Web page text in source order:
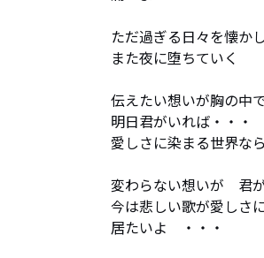
ただ過ぎる日々を懐か
また夜に堕ちていく
伝えたい想いが胸の中
明日君がいれば・・・
愛しさに染まる世界な
変わらない想いが　君
今は悲しい歌が愛しさ
居たいよ　・・・